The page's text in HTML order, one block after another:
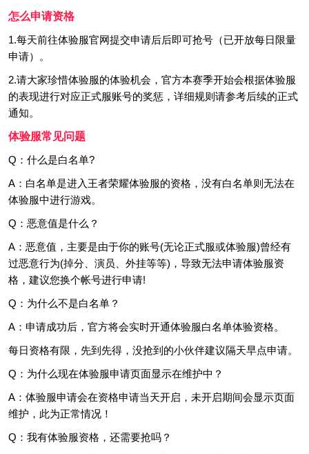
怎么申请资格
1.每天前往体验服官网提交申请后后即可抢号（已开放每日限量
申请）。
2.请大家珍惜体验服的体验机会，官方本赛季开始会根据体验服
的表现进行对应正式服账号的奖惩，详细规则请参考后续的正式
通知。
体验服常见问题
Q：什么是白名单?
A：白名单是进入王者荣耀体验服的资格，没有白名单则无法在
体验服中进行游戏。
Q：恶意值是什么？
A：恶意值，主要是由于你的账号(无论正式服或体验服)曾经有
过恶意行为(掉分、演员、外挂等等)，导致无法申请体验服资
格，建议您换个帐号进行申请!
Q：为什么不是白名单？
A：申请成功后，官方将会实时开通体验服白名单体验资格。
每日资格有限，先到先得，没抢到的小伙伴建议隔天早点申请。
Q：为什么现在体验服申请页面显示在维护中？
A：体验服申请会在资格申请当天开启，未开启期间会显示页面
维护，此为正常情况！
Q：我有体验服资格，还需要抢吗？